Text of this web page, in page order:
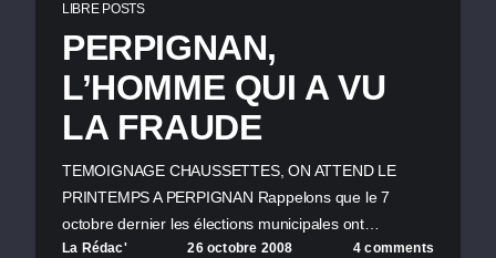
LIBRE POSTS
PERPIGNAN,
L’HOMME QUI A VU
LA FRAUDE
TEMOIGNAGE CHAUSSETTES, ON ATTEND LE
PRINTEMPS A PERPIGNAN Rappelons que le 7
octobre dernier les élections municipales ont…
La Rédac' 26 octobre 2008 4 comments